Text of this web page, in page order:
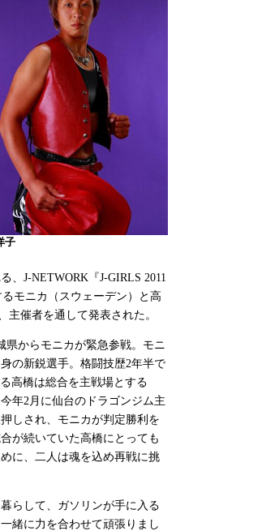
子
、J-NETWORK『J-GIRLS 2011
モニカ（スウェーデン）と高
催者を通して発表された。
からモニカが緊急参戦。モニ
の新鋭選手。格闘技歴2年半で
高橋は総合を主戦場とする
年2月に仙台のドラゴンジム主
しされ、モニカが判定勝利を
が続いていた高橋にとっても
に、二人は魂を込め再戦に挑
らして、ガソリンが手に入る
緒に力を合わせて頑張りまし